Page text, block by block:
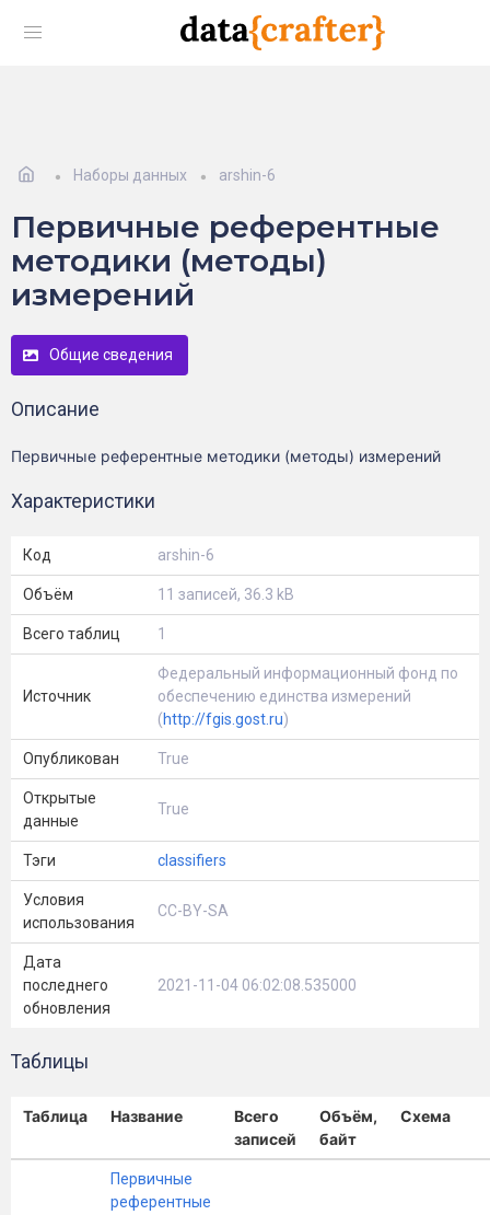
Наборы данных arshin-6
Первичные референтные
методики (методы)
измерений
Общие сведения
Описание
Первичные референтные методики (методы) измерений
Характеристики
Код arshin-6
Объём 11 записей, 36.3 kB
Всего таблиц 1
Источник
Федеральный информационный фонд по
обеспечению единства измерений
(http://fgis.gost.ru)
Опубликован True
Открытые
данные
True
Тэги classifiers
Условия
использования
CC-BY-SA
Дата
последнего
обновления
2021-11-04 06:02:08.535000
Таблицы
Таблица Название
Всего
записей
Объём,
байт
Схема
Первичные
референтные